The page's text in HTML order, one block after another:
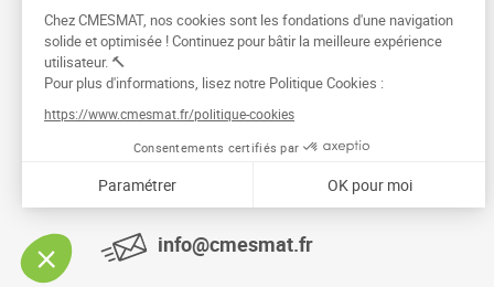
CMESMAT
91026 EVRY COURCOURONNES
info@cmesmat.fr